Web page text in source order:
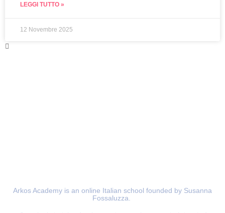
LEGGI TUTTO »
12 Novembre 2025
Arkos Academy is an online Italian school founded by Susanna
Fossaluzza.